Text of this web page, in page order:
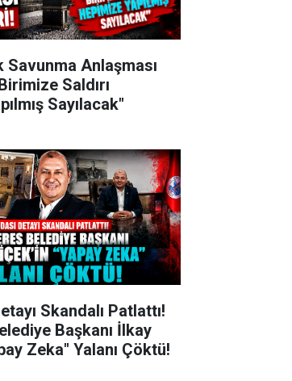
Savunma Anlaşması
Saldırı
Sayılacak"
Skandalı Patlattı!
Başkanı İlkay
Zeka" Yalanı Çöktü!